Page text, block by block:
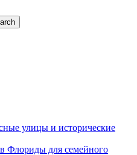
улицы и исторические
Флориды для семейного